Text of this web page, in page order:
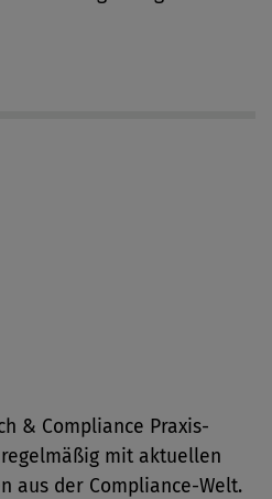
& Compliance Praxis-
mit aktuellen
aus der Compliance-Welt.